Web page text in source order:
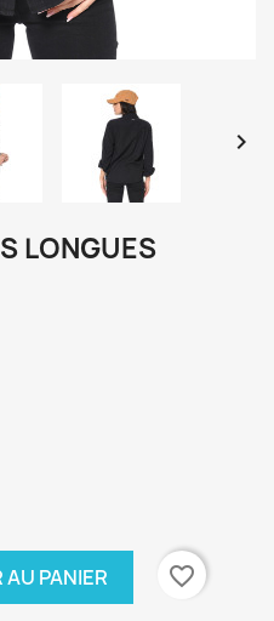

LONGUES
PANIER favorite_border